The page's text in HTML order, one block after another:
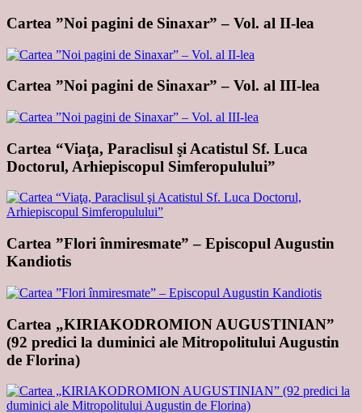
Cartea ”Noi pagini de Sinaxar” – Vol. al II-lea
Cartea ”Noi pagini de Sinaxar” – Vol. al III-lea
Cartea “Viaţa, Paraclisul şi Acatistul Sf. Luca
Doctorul, Arhiepiscopul Simferopulului”
Cartea ”Flori înmiresmate” – Episcopul Augustin
Kandiotis
Cartea „KIRIAKODROMION AUGUSTINIAN”
(92 predici la duminici ale Mitropolitului Augustin
de Florina)